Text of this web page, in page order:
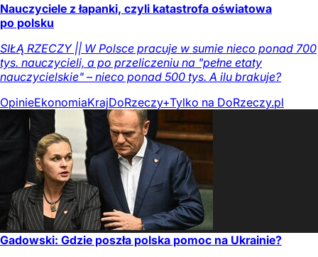
Nauczyciele z łapanki, czyli katastrofa oświatowa
po polsku
SIŁĄ RZECZY || W Polsce pracuje w sumie nieco ponad 700
tys. nauczycieli, a po przeliczeniu na "pełne etaty
nauczycielskie" – nieco ponad 500 tys. A ilu brakuje?
OpinieEkonomiaKrajDoRzeczy+Tylko na DoRzeczy.pl
Gadowski: Gdzie poszła polska pomoc na Ukrainie?